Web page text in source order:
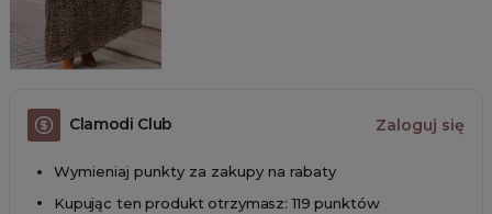
Clamodi Club Zaloguj się
Wymieniaj punkty za zakupy na rabaty
Kupując ten produkt otrzymasz: 119 punktów